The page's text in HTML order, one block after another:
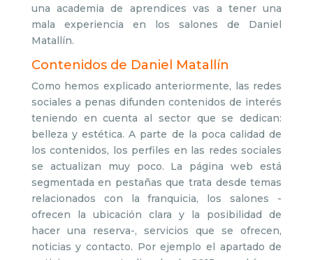
una academia de aprendices vas a tener una
mala experiencia en los salones de Daniel
Matallín.
Contenidos de Daniel Matallín
Como hemos explicado anteriormente, las redes
sociales a penas difunden contenidos de interés
teniendo en cuenta al sector que se dedican:
belleza y estética. A parte de la poca calidad de
los contenidos, los perfiles en las redes sociales
se actualizan muy poco. La página web está
segmentada en pestañas que trata desde temas
relacionados con la franquicia, los salones -
ofrecen la ubicación clara y la posibilidad de
hacer una reserva-, servicios que se ofrecen,
noticias y contacto. Por ejemplo el apartado de